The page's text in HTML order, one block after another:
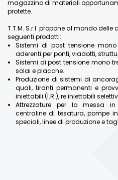
magazzino di materiali
protette.
T.T.M. S.r.l. propone al mondo
seguenti prodotti:
Sistemi di post tensione
aderenti per ponti, viadotti,
Sistemi di post tensione mono
solai e placche.
Produzione di sistemi di
quali, tiranti permanenti e
iniettabili (I.R.), re iniettabili
Attrezzature per la messa
centraline di tesatura, pompe
speciali, linee di produzione e